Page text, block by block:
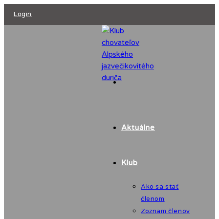
Login
Aktuálne
Klub
Ako sa stať
členom
Zoznam členov